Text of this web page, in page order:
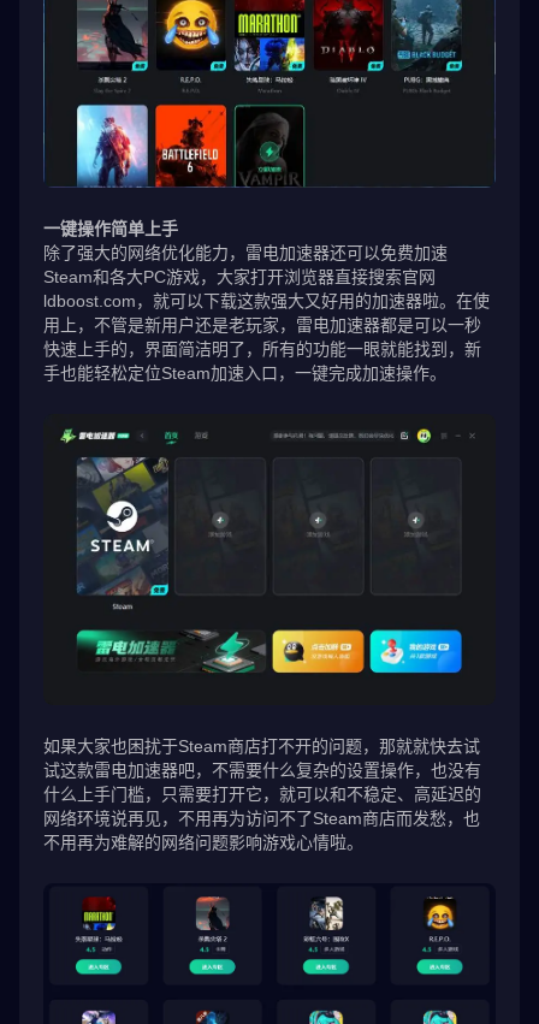
一键操作简单上手
除了强大的网络优化能力，雷电加速器还可以免费加速
Steam和各大PC游戏，大家打开浏览器直接搜索官网
ldboost.com，就可以下载这款强大又好用的加速器啦。在使
用上，不管是新用户还是老玩家，雷电加速器都是可以一秒
快速上手的，界面简洁明了，所有的功能一眼就能找到，新
手也能轻松定位Steam加速入口，一键完成加速操作。
如果大家也困扰于Steam商店打不开的问题，那就就快去试
试这款雷电加速器吧，不需要什么复杂的设置操作，也没有
什么上手门槛，只需要打开它，就可以和不稳定、高延迟的
网络环境说再见，不用再为访问不了Steam商店而发愁，也
不用再为难解的网络问题影响游戏心情啦。